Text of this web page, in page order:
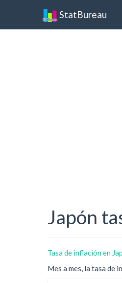
StatBureau
Japón
Tasa de inflación en
Mes a mes, la tasa de